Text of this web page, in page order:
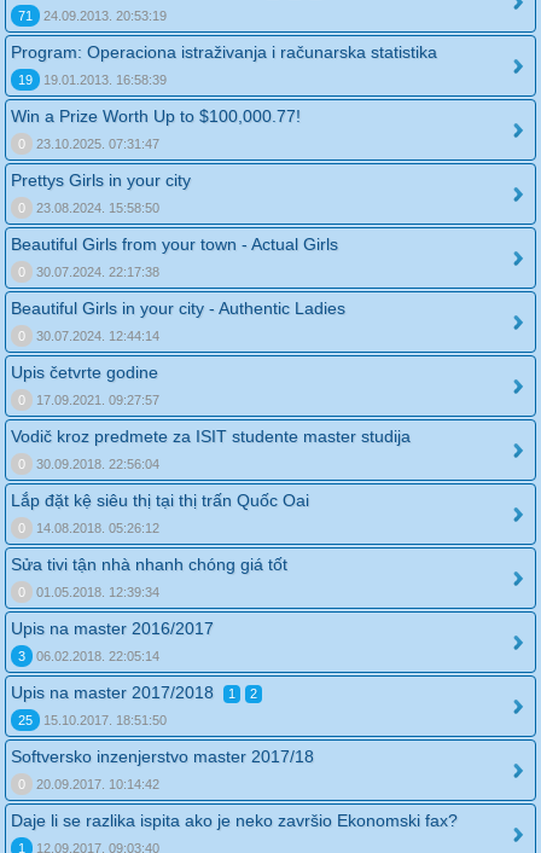
71
24.09.2013. 20:53:19
Program: Operaciona istraživanja i računarska statistika
19 19.01.2013. 16:58:39
Win a Prize Worth Up to $100,000.77!
0 23.10.2025. 07:31:47
Prettys Girls in your city
0 23.08.2024. 15:58:50
Beautiful Girls from your town - Actual Girls
0 30.07.2024. 22:17:38
Beautiful Girls in your city - Authentic Ladies
0 30.07.2024. 12:44:14
Upis četvrte godine
0 17.09.2021. 09:27:57
Vodič kroz predmete za ISIT studente master studija
0 30.09.2018. 22:56:04
Lắp đặt kệ siêu thị tại thị trấn Quốc Oai
0 14.08.2018. 05:26:12
Sửa tivi tận nhà nhanh chóng giá tốt
0 01.05.2018. 12:39:34
Upis na master 2016/2017
3 06.02.2018. 22:05:14
Upis na master 2017/2018 1
2
25
15.10.2017. 18:51:50
Softversko inzenjerstvo master 2017/18
0 20.09.2017. 10:14:42
Daje li se razlika ispita ako je neko završio Ekonomski fax?
1 12.09.2017. 09:03:40